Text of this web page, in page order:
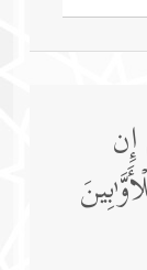
ٰ⁠بِینَ